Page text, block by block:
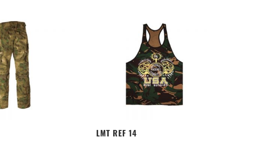
LMT REF 14